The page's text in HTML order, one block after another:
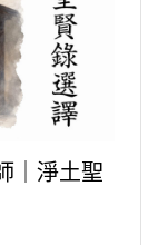
｜淨土聖